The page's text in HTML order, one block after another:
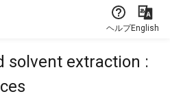
ヘルプEnglish
solvent extraction :